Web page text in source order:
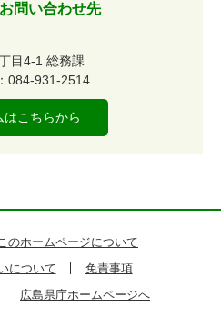
問い合わせ先
目4-1 総務課
084-931-2514
こちらから
のホームページについて
について
免責事項
広島県庁ホームページへ